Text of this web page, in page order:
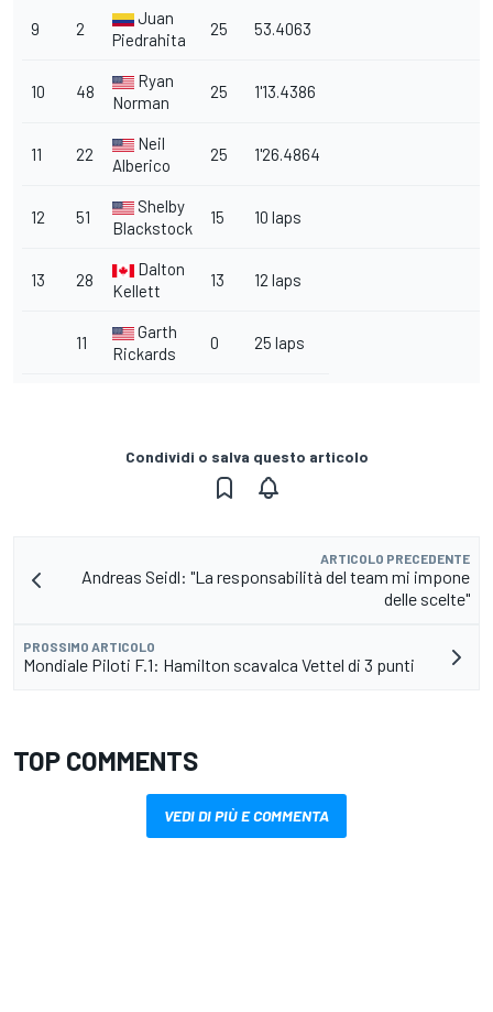
9 2
Juan
Piedrahita
25 53.4063
10 48
Ryan
Norman
25 1'13.4386
11 22
Neil
Alberico
25 1'26.4864
12 51
Shelby
Blackstock
15 10 laps
13 28
Dalton
Kellett
13 12 laps
11
Garth
Rickards
0 25 laps
Condividi o salva questo articolo
ARTICOLO PRECEDENTE
Andreas Seidl: "La responsabilità del team mi impone
delle scelte"
PROSSIMO ARTICOLO
Mondiale Piloti F.1: Hamilton scavalca Vettel di 3 punti
TOP COMMENTS
VEDI DI PIÙ E COMMENTA